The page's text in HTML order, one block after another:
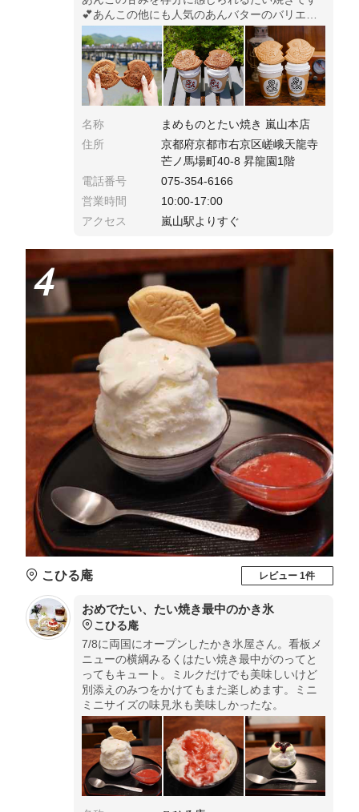
💕あんこの他にも人気のあんバターのバリエー
ションがあるところも嬉しい！嵐山散策のお供
にぴったりです✨
名称
まめものとたい焼き 嵐山本店
住所
京都府京都市右京区嵯峨天龍寺
芒ノ馬場町40-8 昇龍園1階
電話番号
075-354-6166
営業時間
10:00-17:00
アクセス
嵐山駅よりすぐ
4
こひる庵 レビュー 1件
おめでたい、たい焼き最中のかき氷
こひる庵
7/8に両国にオープンしたかき氷屋さん。看板メ
ニューの横綱みるくはたい焼き最中がのってと
ってもキュート。ミルクだけでも美味しいけど
別添えのみつをかけてもまた楽しめます。ミニ
ミニサイズの味見氷も美味しかったな。